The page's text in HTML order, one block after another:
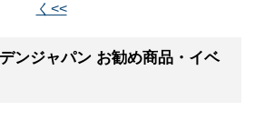
く<<
ンジャパン お勧め商品・イベ